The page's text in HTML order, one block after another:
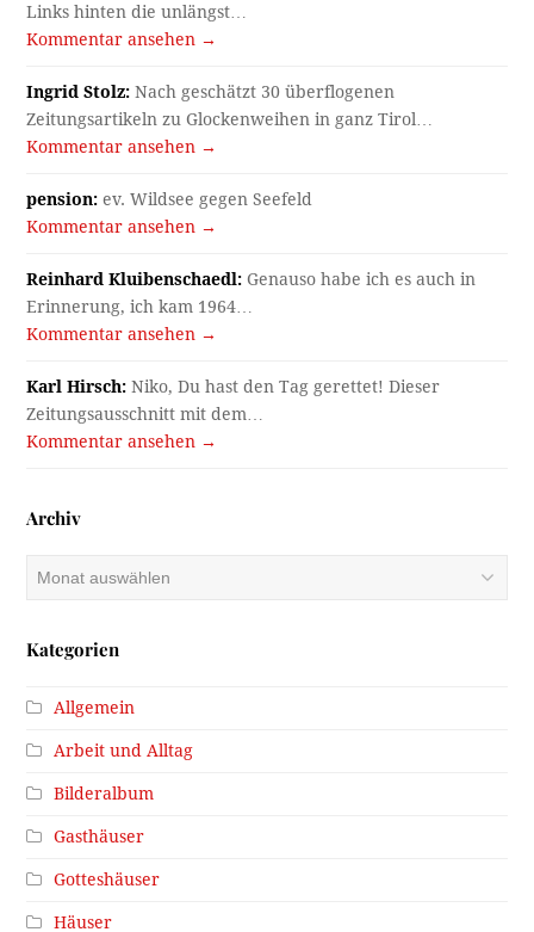
Links hinten die unlängst…
Kommentar ansehen →
Ingrid Stolz: Nach geschätzt 30 überflogenen
Zeitungsartikeln zu Glockenweihen in ganz Tirol…
Kommentar ansehen →
pension: ev. Wildsee gegen Seefeld
Kommentar ansehen →
Reinhard Kluibenschaedl: Genauso habe ich es auch in
Erinnerung, ich kam 1964…
Kommentar ansehen →
Karl Hirsch: Niko, Du hast den Tag gerettet! Dieser
Zeitungsausschnitt mit dem…
Kommentar ansehen →
Archiv
Kategorien
Allgemein
Arbeit und Alltag
Bilderalbum
Gasthäuser
Gotteshäuser
Häuser